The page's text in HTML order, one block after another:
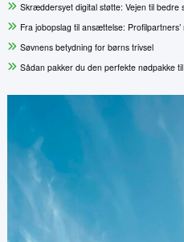
Skræddersyet digital støtte: Vejen til bedre
Fra jobopslag til ansættelse:
Søvnens betydning for børns trivsel
Sådan pakker du den perfekte nødpakke